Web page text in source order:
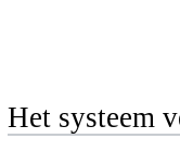
Het systeem